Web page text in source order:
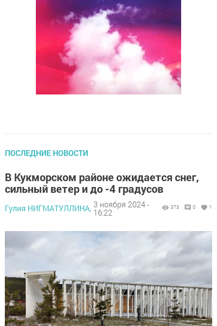
ПОСЛЕДНИЕ НОВОСТИ
В Кукморском районе ожидается снег,
сильный ветер и до -4 градусов
Гулия НИГМАТУЛЛИНА, 3 ноября 2024 -
16:22
373 0 1